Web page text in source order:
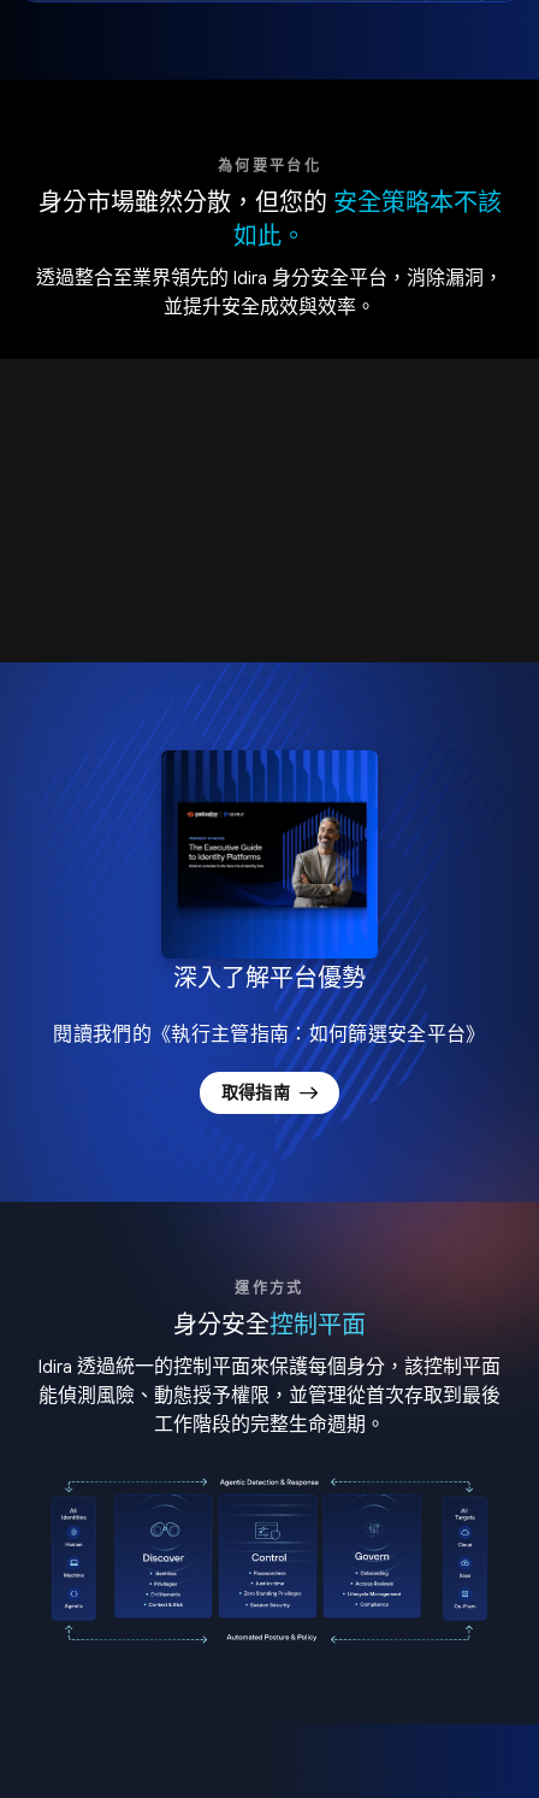
為何要平台化
身分市場雖然分散，但您的 安全策略本不該
如此。
透過整合至業界領先的 Idira 身分安全平台，消除漏洞，
並提升安全成效與效率。
深入了解平台優勢
閱讀我們的《執行主管指南：如何篩選安全平台》
取得指南
運作方式
身分安全控制平面
Idira 透過統一的控制平面來保護每個身分，該控制平面
能偵測風險、動態授予權限，並管理從首次存取到最後
工作階段的完整生命週期。